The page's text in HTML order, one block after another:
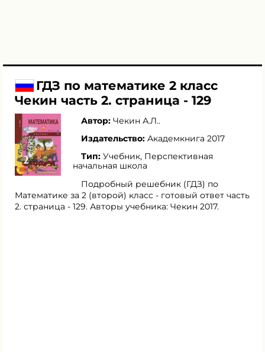
ГДЗ по математике 2 класс
Чекин часть 2. страница - 129
Автор: Чекин А.Л..
Издательство: Академкнига 2017
Тип: Учебник, Перспективная
начальная школа
Подробный решебник (ГДЗ) по
Математике за 2 (второй) класс - готовый ответ часть
2. страница - 129. Авторы учебника: Чекин 2017.